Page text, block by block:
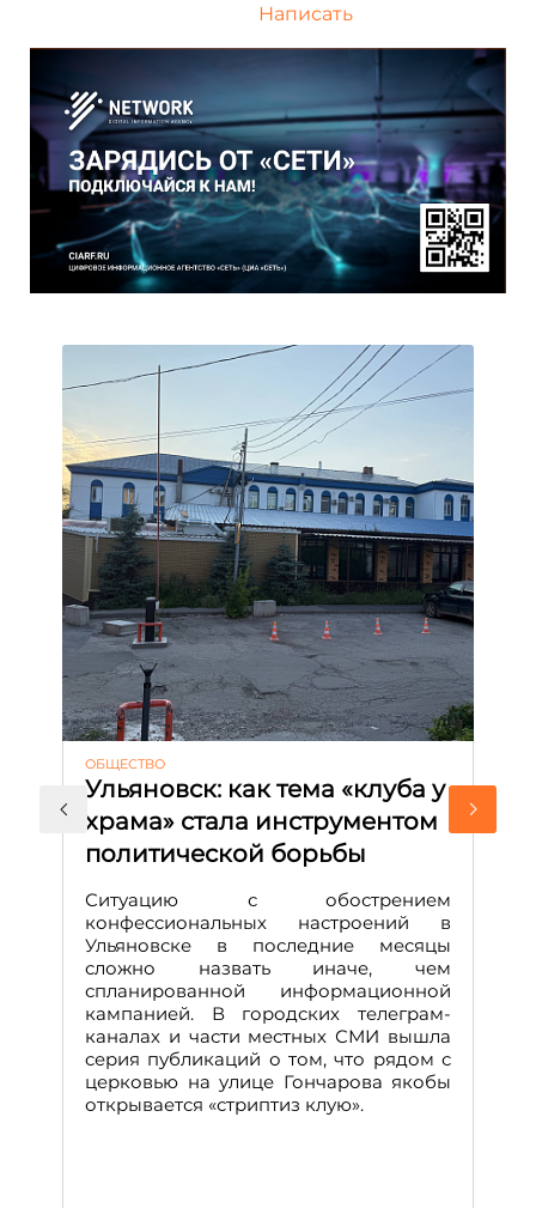
Написать
ОБЩЕСТВО
Ульяновск: как тема «клуба у
храма» стала инструментом
политической борьбы
Ситуацию с обострением
конфессиональных настроений в
Ульяновске в последние месяцы
сложно назвать иначе, чем
спланированной информационной
кампанией. В городских телеграм-
каналах и части местных СМИ вышла
серия публикаций о том, что рядом с
церковью на улице Гончарова якобы
открывается «стриптиз клую».